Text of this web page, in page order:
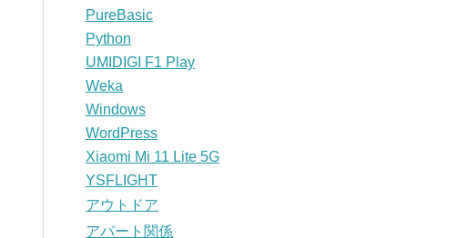
PureBasic
Python
UMIDIGI F1 Play
Weka
Windows
WordPress
Xiaomi Mi 11 Lite 5G
YSFLIGHT
アウトドア
アパート関係